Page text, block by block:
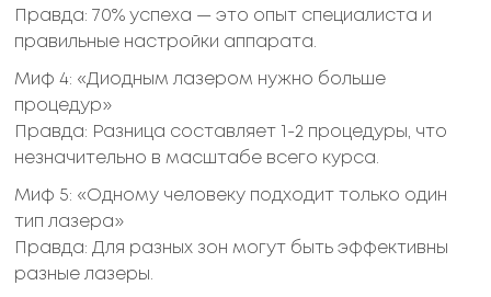
Правда: 70% успеха — это опыт специалиста и
правильные настройки аппарата.
Миф 4: «Диодным лазером нужно больше
процедур»
Правда: Разница составляет 1-2 процедуры, что
незначительно в масштабе всего курса.
Миф 5: «Одному человеку подходит только один
тип лазера»
Правда: Для разных зон могут быть эффективны
разные лазеры.